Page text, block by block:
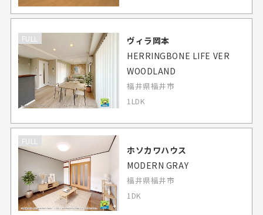
FULL
ヴィラ岡本
HERRINGBONE LIFE VER
WOODLAND
福井県福井市
1LDK
FULL
ホソカワハウス
MODERN GRAY
福井県福井市
1DK